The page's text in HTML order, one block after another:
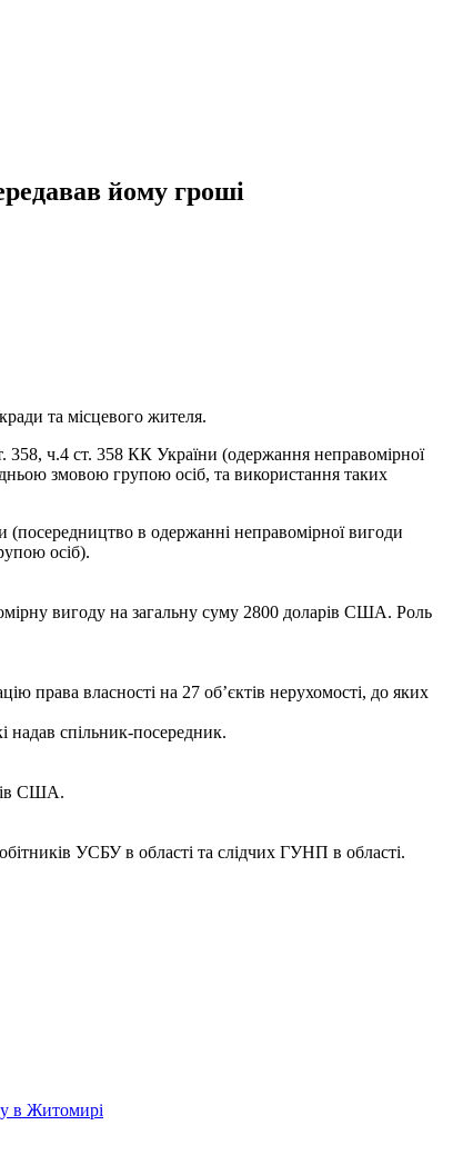
йому гроші
та місцевого жителя.
358, ч.4 ст. 358 КК України (одержання неправомірної
змовою групою осіб, та використання таких
в одержанні неправомірної вигоди
осіб).
вигоду на загальну суму 2800 доларів США. Роль
права власності на 27 об’єктів нерухомості, до яких
надав спільник-посередник.
США.
УСБУ в області та слідчих ГУНП в області.
в Житомирі